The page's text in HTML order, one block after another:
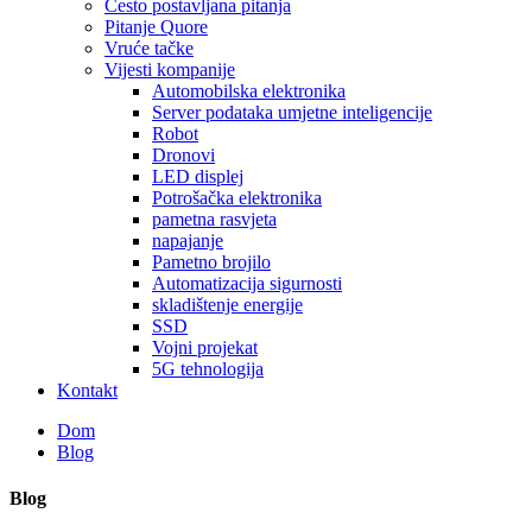
Često postavljana pitanja
Pitanje Quore
Vruće tačke
Vijesti kompanije
Automobilska elektronika
Server podataka umjetne inteligencije
Robot
Dronovi
LED displej
Potrošačka elektronika
pametna rasvjeta
napajanje
Pametno brojilo
Automatizacija sigurnosti
skladištenje energije
SSD
Vojni projekat
5G tehnologija
Kontakt
Dom
Blog
Blog